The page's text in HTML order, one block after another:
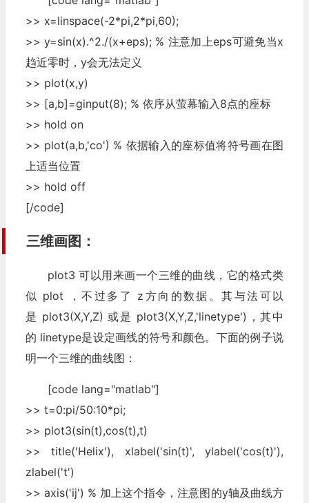
>> x=linspace(-2*pi,2*pi,60);
>> y=sin(x).^2./(x+eps); % 注意加上eps可避免当x
趋近零时，y会无法定义
>> plot(x,y)
>> [a,b]=ginput(8); % 依序从萤幕输入8点的座标
>> hold on
>> plot(a,b,'co') % 依据输入的座标值将符号画在图
上适当位置
>> hold off
[/code]
三维画图：
plot3 可以用来画一个三维的曲线，它的格式类
似 plot ，不过多了 z方向的数据。其与法可以
是 plot3(X,Y,Z) 或是 plot3(X,Y,Z,'linetype')，其中
的 linetype是设定画线的符号和颜色。下面的例子说
明一个三维的曲线图：
[code lang="matlab"]
>> t=0:pi/50:10*pi;
>> plot3(sin(t),cos(t),t)
>> title('Helix'), xlabel('sin(t)', ylabel('cos(t)'),
zlabel('t')
>> axis('ij') % 加上这个指令，注意图的y轴及曲线方